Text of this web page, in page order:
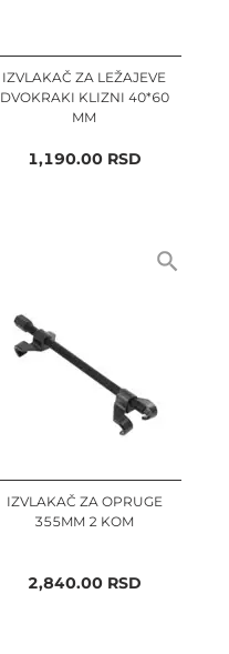
IZVLAKAČ ZA LEŽAJEVE
DVOKRAKI KLIZNI 40*60
MM
1,190.00RSD
IZVLAKAČ ZA OPRUGE
355MM 2 KOM
2,840.00RSD